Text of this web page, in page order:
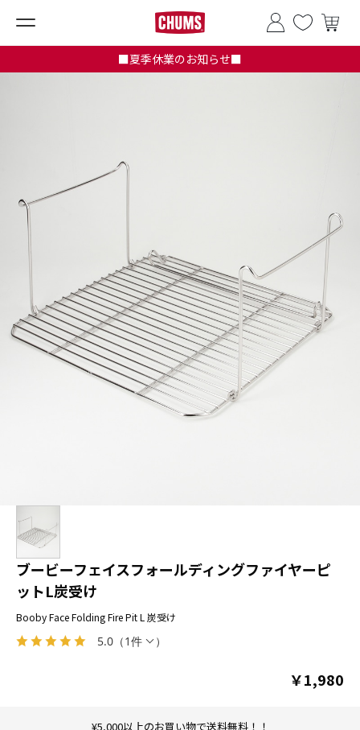
■夏季休業のお知らせ■
5.0 （1件 ）
ブービーフェイスフォールディングファイヤーピ
ットL炭受け
Booby Face Folding Fire Pit L 炭受け
￥1,980
¥5,000以上のお買い物で送料無料！！